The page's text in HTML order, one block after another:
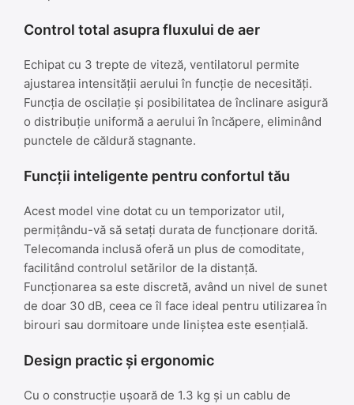
Control total asupra fluxului de aer
Echipat cu 3 trepte de viteză, ventilatorul permite
ajustarea intensității aerului în funcție de necesități.
Funcția de oscilație și posibilitatea de înclinare asigură
o distribuție uniformă a aerului în încăpere, eliminând
punctele de căldură stagnante.
Funcții inteligente pentru confortul tău
Acest model vine dotat cu un temporizator util,
permițându-vă să setați durata de funcționare dorită.
Telecomanda inclusă oferă un plus de comoditate,
facilitând controlul setărilor de la distanță.
Funcționarea sa este discretă, având un nivel de sunet
de doar 30 dB, ceea ce îl face ideal pentru utilizarea în
birouri sau dormitoare unde liniștea este esențială.
Design practic și ergonomic
Cu o construcție ușoară de 1.3 kg și un cablu de